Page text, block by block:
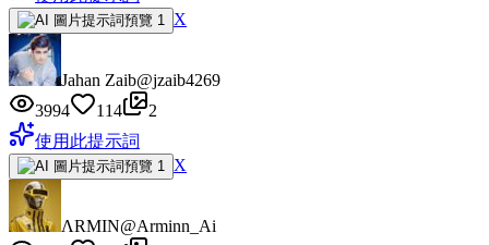
X
Jahan Zaib@jzaib4269
3994
114
2
使用此提示詞
X
ΛRMIN@Arminn_Ai